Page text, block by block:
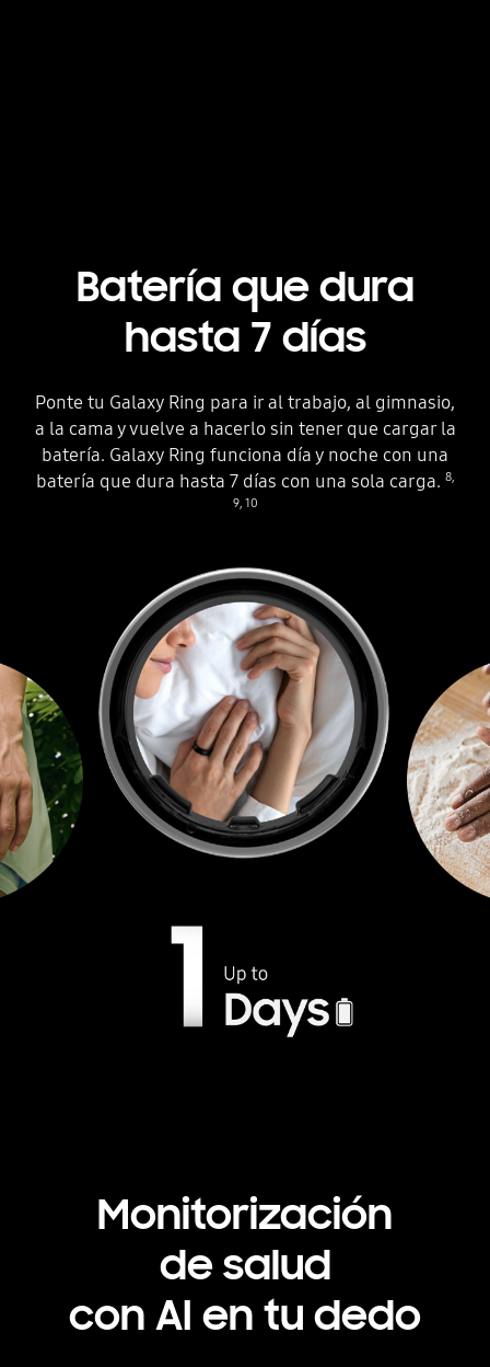
Batería que dura
hasta 7 días
Ponte tu Galaxy Ring para ir al trabajo, al gimnasio,
a la cama y vuelve a hacerlo sin tener que cargar la
batería. Galaxy Ring funciona día y noche con una
batería que dura hasta 7 días con una sola carga. 8,
9, 10
Monitorización
de salud
con AI en tu dedo